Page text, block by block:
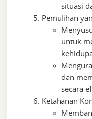
situasi
Pemulihan
untuk
dan
secara
Ketahanan